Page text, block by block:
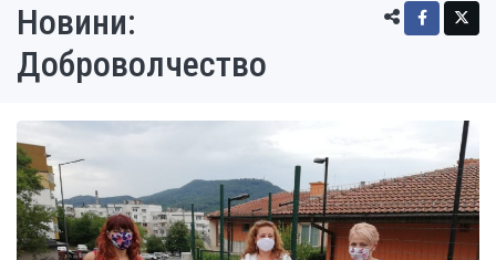
Новини:
Доброволчество
СТАТИИ